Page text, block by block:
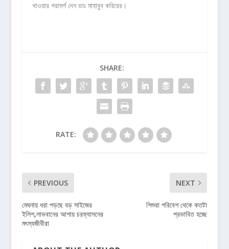
খাওয়ার পরামর্শ দেন ডাঃ মাহাবুব করিরের।
SHARE:
RATE:
PREVIOUS
মেঘনায় ধরা পড়ছে বড় সাইজের
ইলিশ,লাভবানের আশায় চরফ্যাসনের
মৎস্যজীবীরা
NEXT
শিশুরা পরিবেশ থেকে কতটা
প্রভাবিত হচ্ছে